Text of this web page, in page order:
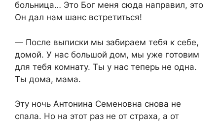
больница… Это Бог меня сюда направил, это
Он дал нам шанс встретиться!
— После выписки мы забираем тебя к себе,
домой. У нас большой дом, мы уже готовим
для тебя комнату. Ты у нас теперь не одна.
Ты дома, мама.
Эту ночь Антонина Семеновна снова не
спала. Но на этот раз не от страха, а от